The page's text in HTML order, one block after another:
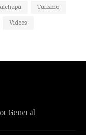
Turismo
Videos
General